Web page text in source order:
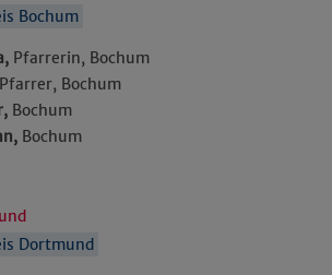
Bochum
Pfarrerin, Bochum
Pfarrer, Bochum
Bochum
Bochum
Dortmund